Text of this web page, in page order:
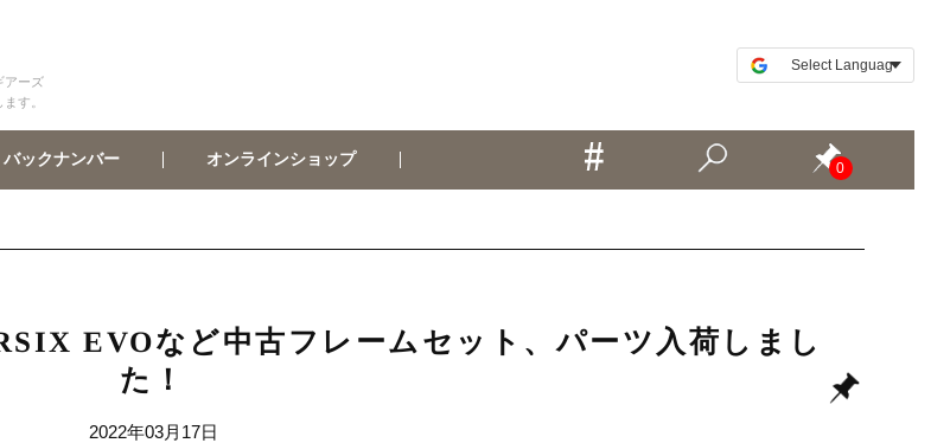
アーズ
す。
バックナンバー オンラインショップ 0
EVOなど中古フレームセット、パーツ入荷しまし
た！
2022年03月17日